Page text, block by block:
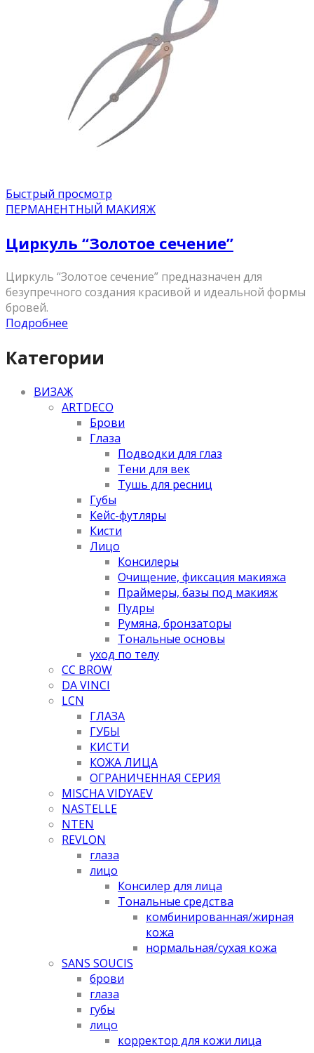
Быстрый просмотр
ПЕРМАНЕНТНЫЙ МАКИЯЖ
Циркуль “Золотое сечение”
Циркуль “Золотое сечение” предназначен для
безупречного создания красивой и идеальной формы
бровей.
Подробнее
Категории
ВИЗАЖ
ARTDECO
Брови
Глаза
Подводки для глаз
Тени для век
Тушь для ресниц
Губы
Кейс-футляры
Кисти
Лицо
Консилеры
Очищение, фиксация макияжа
Праймеры, базы под макияж
Пудры
Румяна, бронзаторы
Тональные основы
уход по телу
CC BROW
DA VINCI
LCN
ГЛАЗА
ГУБЫ
КИСТИ
КОЖА ЛИЦА
ОГРАНИЧЕННАЯ СЕРИЯ
MISCHA VIDYAEV
NASTELLE
NTEN
REVLON
глаза
лицо
Консилер для лица
Тональные средства
комбинированная/жирная
кожа
нормальная/cухая кожа
SANS SOUCIS
брови
глаза
губы
лицо
корректор для кожи лица